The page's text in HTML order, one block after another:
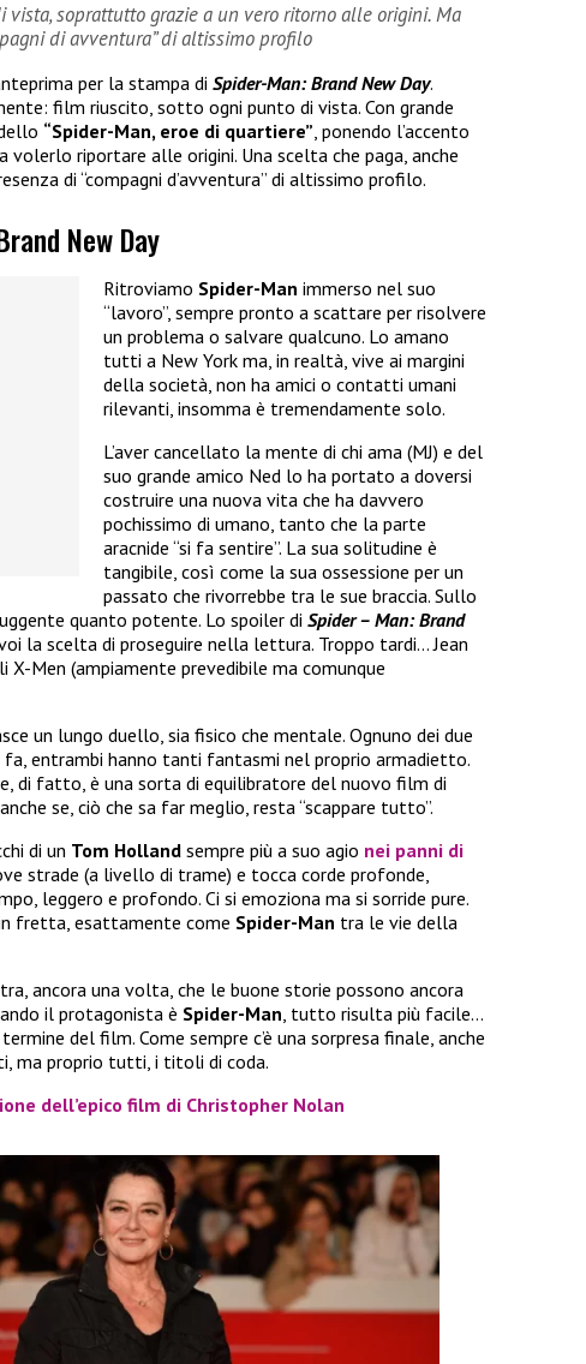
soprattutto grazie a un vero ritorno alle origini. Ma
di avventura” di altissimo profilo
per la stampa di Spider-Man: Brand New Day.
film riuscito, sotto ogni punto di vista. Con grande
“Spider-Man, eroe di quartiere”, ponendo l’accento
volerlo riportare alle origini. Una scelta che paga, anche
di “compagni d’avventura” di altissimo profilo.
New Day
Ritroviamo Spider-Man immerso nel suo
“lavoro”, sempre pronto a scattare per risolvere
un problema o salvare qualcuno. Lo amano
tutti a New York ma, in realtà, vive ai margini
della società, non ha amici o contatti umani
rilevanti, insomma è tremendamente solo.
L’aver cancellato la mente di chi ama (MJ) e del
suo grande amico Ned lo ha portato a doversi
costruire una nuova vita che ha davvero
pochissimo di umano, tanto che la parte
aracnide “si fa sentire”. La sua solitudine è
tangibile, così come la sua ossessione per un
passato che rivorrebbe tra le sue braccia. Sullo
quanto potente. Lo spoiler di Spider – Man: Brand
la scelta di proseguire nella lettura. Troppo tardi… Jean
X-Men (ampiamente prevedibile ma comunque
un lungo duello, sia fisico che mentale. Ognuno dei due
fa, entrambi hanno tanti fantasmi nel proprio armadietto.
di fatto, è una sorta di equilibratore del nuovo film di
se, ciò che sa far meglio, resta “scappare tutto”.
di un Tom Holland sempre più a suo agio nei panni di
strade (a livello di trame) e tocca corde profonde,
leggero e profondo. Ci si emoziona ma si sorride pure.
fretta, esattamente come Spider-Man tra le vie della
ancora una volta, che le buone storie possono ancora
il protagonista è Spider-Man, tutto risulta più facile…
del film. Come sempre c’è una sorpresa finale, anche
ma proprio tutti, i titoli di coda.
dell’epico film di Christopher Nolan